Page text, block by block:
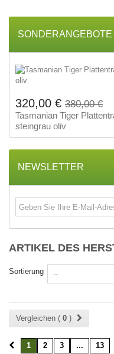
SONDERANGEBOTE
320,00 € 380,00 €
Tasmanian Tiger
steingrau oliv
NEWSLETTER
ARTIKEL DES
Sortierung
Vergleichen ( 0 )
1 2 3 ... 13